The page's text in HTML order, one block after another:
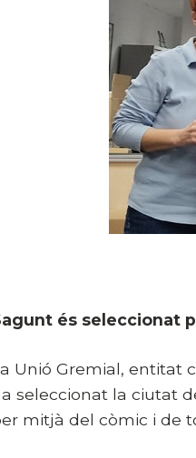
és seleccionat
Unió Gremial, entitat
seleccionat la ciutat
mitjà del còmic i de